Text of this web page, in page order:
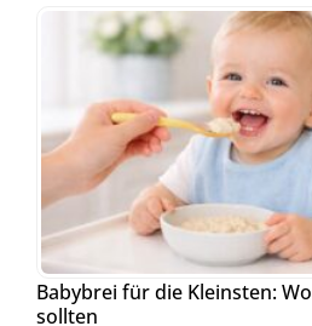
Babybrei für die Kleinsten:
sollten